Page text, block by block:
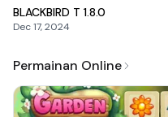
BLACKBIRD T 1.8.0
Dec 17, 2024
Permainan Online